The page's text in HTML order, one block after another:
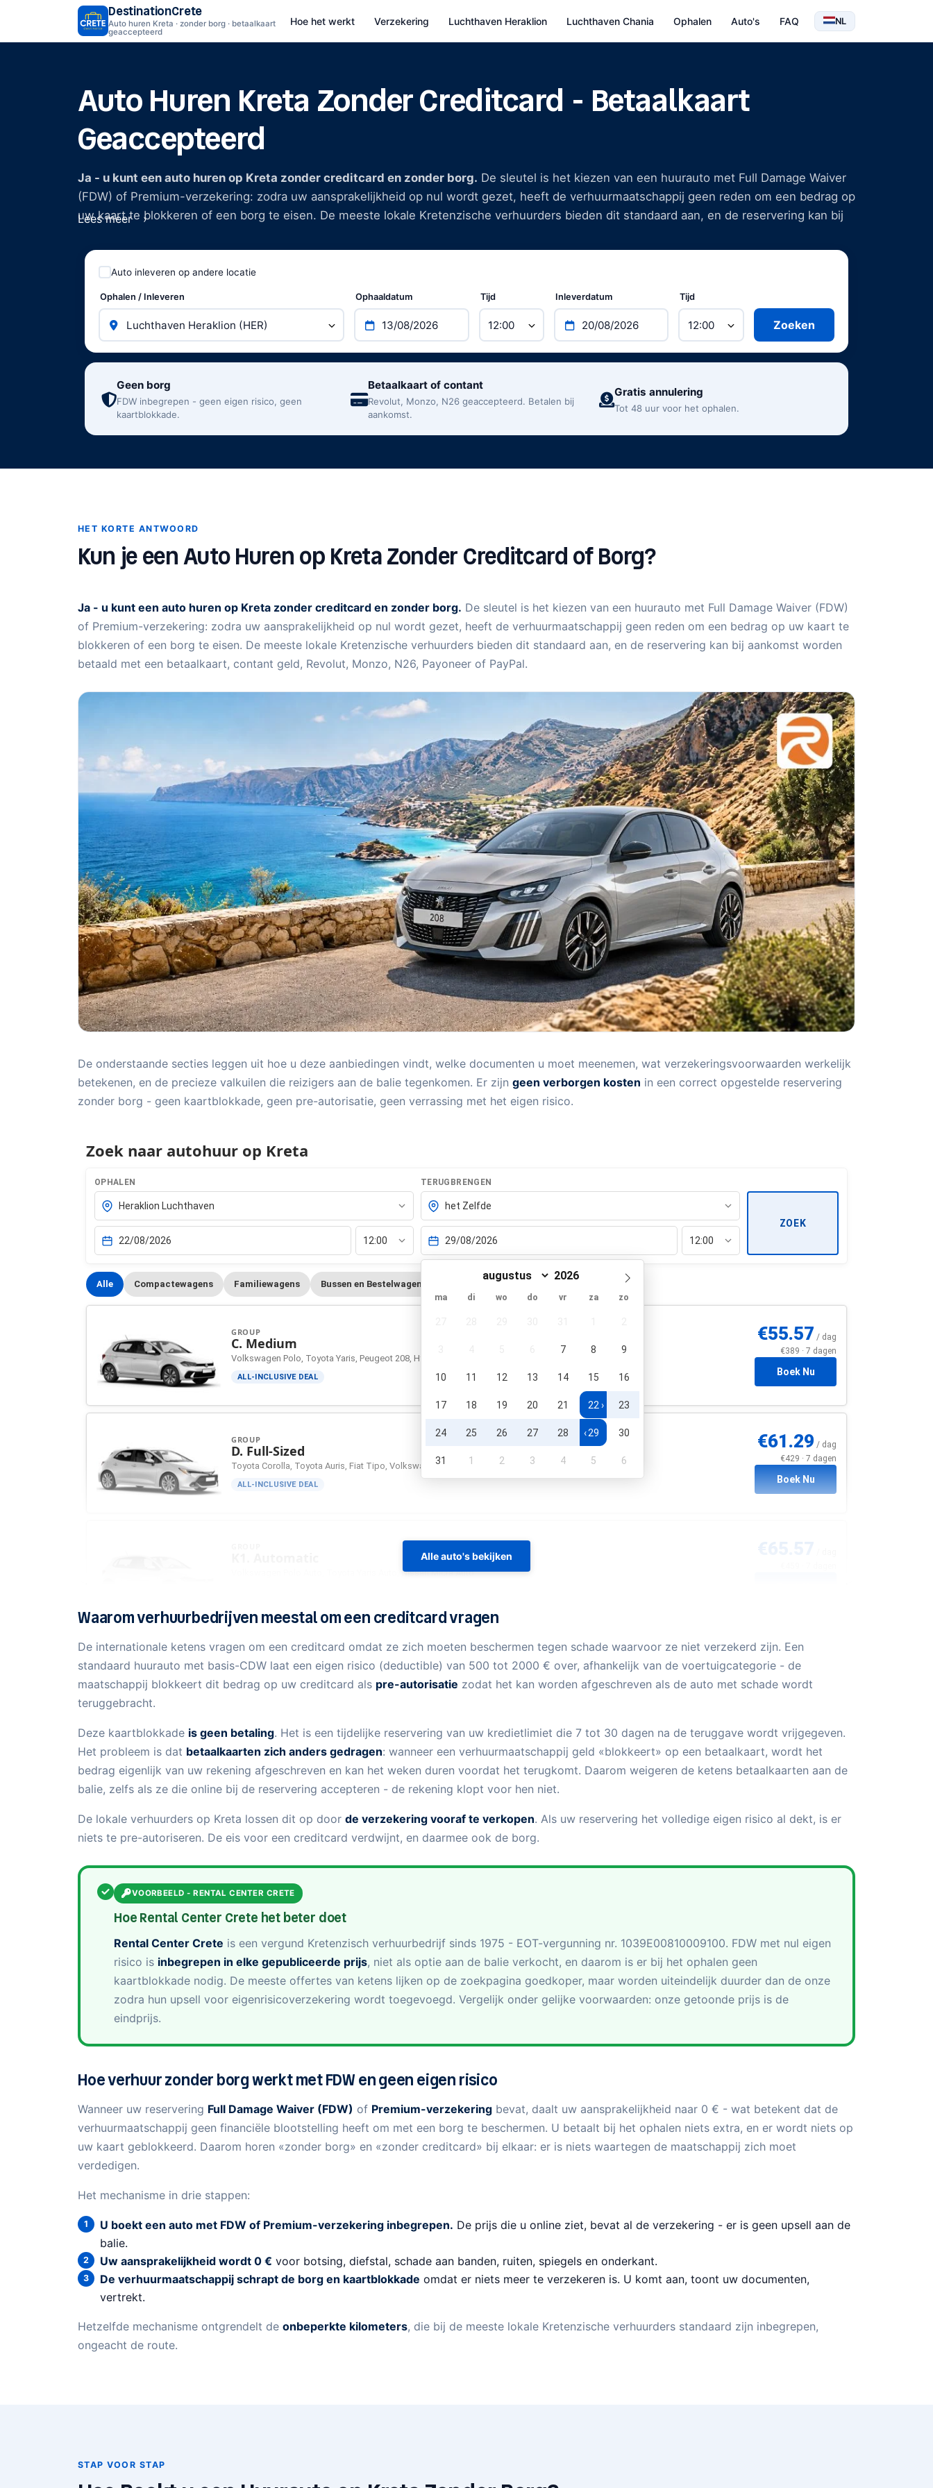
DestinationCrete
Auto huren Kreta · zonder borg · betaalkaart
geaccepteerd
Hoe het werkt Verzekering Luchthaven Heraklion Luchthaven Chania Ophalen Auto's FAQ NL
Auto Huren Kreta Zonder Creditcard - Betaalkaart
Geaccepteerd
Ja - u kunt een auto huren op Kreta zonder creditcard en zonder borg. De sleutel is het kiezen van een huurauto met Full Damage Waiver
(FDW) of Premium-verzekering: zodra uw aansprakelijkheid op nul wordt gezet, heeft de verhuurmaatschappij geen reden om een bedrag op
uw kaart te blokkeren of een borg te eisen. De meeste lokale Kretenzische verhuurders bieden dit standaard aan, en de reservering kan bij
Geschreven door Manos Galanakis, oprichter en Promotion Manager van Destination Crete. De onderstaande secties leggen uit hoe u deze
aanbiedingen vindt, welke documenten u moet meenemen, wat verzekeringsvoorwaarden werkelijk betekenen, en de precieze valkuilen die
reizigers aan de balie tegenkomen. Er zijn
geen verborgen kosten
in een correct opgestelde reservering zonder borg — geen kaartblokkade,
geen pre-autorisatie, geen verrassing met het eigen risico.
Redactionele opmerking: huurvoorwaarden, verzekeringsdekking en betaalmethoden verschillen per verhuurder, seizoen en
voertuigcategorie. De cijfers en regels hieronder beschrijven hoe reserveringen zonder borg en zonder creditcard werken bij de meeste
betrouwbare lokale verhuurders op Kreta. Controleer altijd het exacte bedrag van het eigen risico, de betaalmethoden en de omvang van de
verzekering bij de gekozen maatschappij voordat u bevestigt.
Lees meer
Auto inleveren op andere locatie
Ophalen / Inleveren Ophaaldatum Tijd Inleverdatum Tijd
Zoeken
Geen borg
FDW inbegrepen - geen eigen risico, geen
kaartblokkade.
Betaalkaart of contant
Revolut, Monzo, N26 geaccepteerd. Betalen bij
aankomst.
Gratis annulering
Tot 48 uur voor het ophalen.
HET KORTE ANTWOORD
Kun je een Auto Huren op Kreta Zonder Creditcard of Borg?
Ja - u kunt een auto huren op Kreta zonder creditcard en zonder borg. De sleutel is het kiezen van een huurauto met Full Damage Waiver (FDW)
of Premium-verzekering: zodra uw aansprakelijkheid op nul wordt gezet, heeft de verhuurmaatschappij geen reden om een bedrag op uw kaart te
blokkeren of een borg te eisen. De meeste lokale Kretenzische verhuurders bieden dit standaard aan, en de reservering kan bij aankomst worden
betaald met een betaalkaart, contant geld, Revolut, Monzo, N26, Payoneer of PayPal.
De onderstaande secties leggen uit hoe u deze aanbiedingen vindt, welke documenten u moet meenemen, wat verzekeringsvoorwaarden werkelijk
betekenen, en de precieze valkuilen die reizigers aan de balie tegenkomen. Er zijn geen verborgen kosten in een correct opgestelde reservering
zonder borg - geen kaartblokkade, geen pre-autorisatie, geen verrassing met het eigen risico.
Alle auto's bekijken
Waarom verhuurbedrijven meestal om een creditcard vragen
De internationale ketens vragen om een creditcard omdat ze zich moeten beschermen tegen schade waarvoor ze niet verzekerd zijn. Een
standaard huurauto met basis-CDW laat een eigen risico (deductible) van 500 tot 2000 € over, afhankelijk van de voertuigcategorie - de
maatschappij blokkeert dit bedrag op uw creditcard als pre-autorisatie zodat het kan worden afgeschreven als de auto met schade wordt
teruggebracht.
Deze kaartblokkade is geen betaling. Het is een tijdelijke reservering van uw kredietlimiet die 7 tot 30 dagen na de teruggave wordt vrijgegeven.
Het probleem is dat betaalkaarten zich anders gedragen: wanneer een verhuurmaatschappij geld «blokkeert» op een betaalkaart, wordt het
bedrag eigenlijk van uw rekening afgeschreven en kan het weken duren voordat het terugkomt. Daarom weigeren de ketens betaalkaarten aan de
balie, zelfs als ze die online bij de reservering accepteren - de rekening klopt voor hen niet.
De lokale verhuurders op Kreta lossen dit op door de verzekering vooraf te verkopen. Als uw reservering het volledige eigen risico al dekt, is er
niets te pre-autoriseren. De eis voor een creditcard verdwijnt, en daarmee ook de borg.
VOORBEELD - RENTAL CENTER CRETE
Hoe Rental Center Crete het beter doet
Rental Center Crete is een vergund Kretenzisch verhuurbedrijf sinds 1975 - EOT-vergunning nr. 1039E00810009100. FDW met nul eigen
risico is inbegrepen in elke gepubliceerde prijs, niet als optie aan de balie verkocht, en daarom is er bij het ophalen geen
kaartblokkade nodig. De meeste offertes van ketens lijken op de zoekpagina goedkoper, maar worden uiteindelijk duurder dan de onze
zodra hun upsell voor eigenrisicoverzekering wordt toegevoegd. Vergelijk onder gelijke voorwaarden: onze getoonde prijs is de
eindprijs.
Hoe verhuur zonder borg werkt met FDW en geen eigen risico
Wanneer uw reservering Full Damage Waiver (FDW) of Premium-verzekering bevat, daalt uw aansprakelijkheid naar 0 € - wat betekent dat de
verhuurmaatschappij geen financiële blootstelling heeft om met een borg te beschermen. U betaalt bij het ophalen niets extra, en er wordt niets op
uw kaart geblokkeerd. Daarom horen «zonder borg» en «zonder creditcard» bij elkaar: er is niets waartegen de maatschappij zich moet
verdedigen.
Het mechanisme in drie stappen:
U boekt een auto met FDW of Premium-verzekering inbegrepen. De prijs die u online ziet, bevat al de verzekering - er is geen upsell aan de
balie.
Uw aansprakelijkheid wordt 0 € voor botsing, diefstal, schade aan banden, ruiten, spiegels en onderkant.
De verhuurmaatschappij schrapt de borg en kaartblokkade omdat er niets meer te verzekeren is. U komt aan, toont uw documenten,
vertrekt.
Hetzelfde mechanisme ontgrendelt de onbeperkte kilometers, die bij de meeste lokale Kretenzische verhuurders standaard zijn inbegrepen,
ongeacht de route.
STAP VOOR STAP